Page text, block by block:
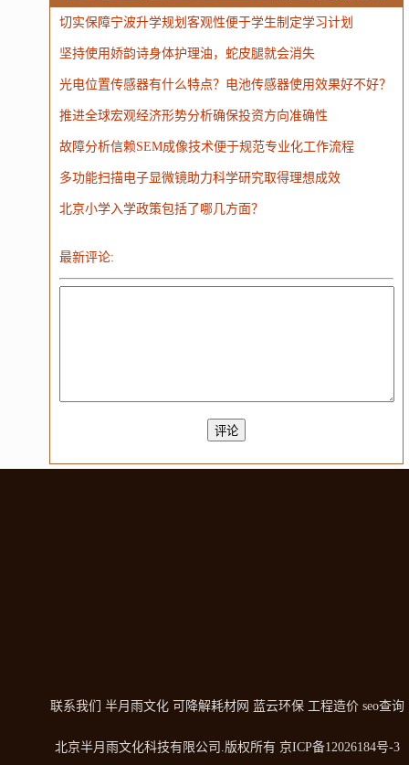
电子 娱乐 设计 摄影 nginx 游戏
WordPress HTTP 团建 数码电器
切实保障宁波升学规划客观性便于学生制定学习计划
坚持使用娇韵诗身体护理油，蛇皮腿就会消失
光电位置传感器有什么特点？电池传感器使用效果好不好？
推进全球宏观经济形势分析确保投资方向准确性
故障分析信赖SEM成像技术便于规范专业化工作流程
多功能扫描电子显微镜助力科学研究取得理想成效
北京小学入学政策包括了哪几方面？
最新评论:
联系我们 半月雨文化 可降解耗材网 蓝云环保 工程造价 seo查询
北京半月雨文化科技有限公司 .版权所有 京ICP备12026184号-3